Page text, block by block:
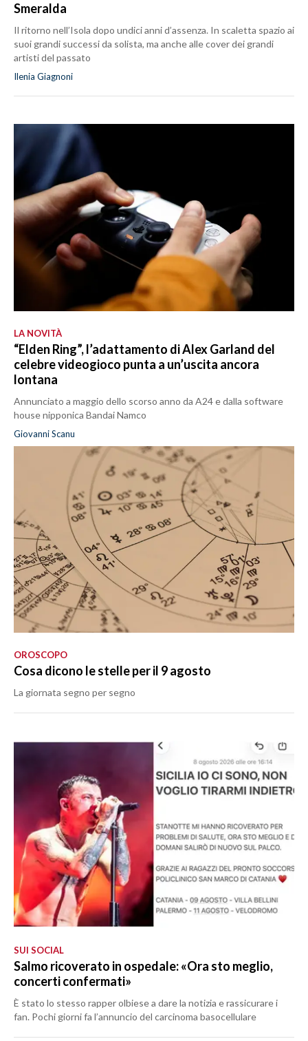
Smeralda
Il ritorno nell’Isola dopo undici anni d’assenza. In scaletta spazio ai
suoi grandi successi da solista, ma anche alle cover dei grandi
artisti del passato
Ilenia Giagnoni
LA NOVITÀ
“Elden Ring”, l’adattamento di Alex Garland del
celebre videogioco punta a un’uscita ancora
lontana
Annunciato a maggio dello scorso anno da A24 e dalla software
house nipponica Bandai Namco
Giovanni Scanu
OROSCOPO
Cosa dicono le stelle per il 9 agosto
La giornata segno per segno
SUI SOCIAL
Salmo ricoverato in ospedale: «Ora sto meglio,
concerti confermati»
È stato lo stesso rapper olbiese a dare la notizia e rassicurare i
fan. Pochi giorni fa l’annuncio del carcinoma basocellulare